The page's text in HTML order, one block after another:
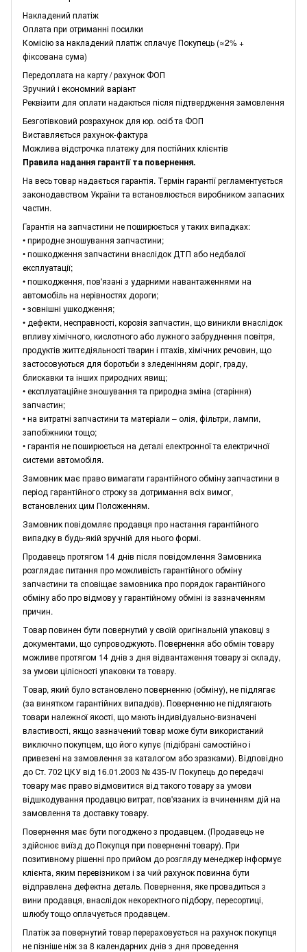
Накладений платіж
Оплата при отриманні посилки
Комісію за накладений платіж сплачує Покупець (≈2% +
фіксована сума)
Передоплата на карту / рахунок ФОП
Зручний і економний варіант
Реквізити для оплати надаються після підтвердження замовлення
Безготівковий розрахунок для юр. осіб та ФОП
Виставляється рахунок-фактура
Можлива відстрочка платежу для постійних клієнтів
Правила надання гарантії та повернення.
На весь товар надається гарантія. Термін гарантії регламентується
законодавством України та встановлюється виробником запасних
частин.
Гарантія на запчастини не поширюється у таких випадках:
• природне зношування запчастини;
• пошкодження запчастини внаслідок ДТП або недбалої
експлуатації;
• пошкодження, пов'язані з ударними навантаженнями на
автомобіль на нерівностях дороги;
• зовнішні ушкодження;
• дефекти, несправності, корозія запчастин, що виникли внаслідок
впливу хімічного, кислотного або лужного забруднення повітря,
продуктів життєдіяльності тварин і птахів, хімічних речовин, що
застосовуються для боротьби з зледенінням доріг, граду,
блискавки та інших природних явищ;
• експлуатаційне зношування та природна зміна (старіння)
запчастин;
• на витратні запчастини та матеріали – олія, фільтри, лампи,
запобіжники тощо;
• гарантія не поширюється на деталі електронної та електричної
системи автомобіля.
Замовник має право вимагати гарантійного обміну запчастини в
період гарантійного строку за дотримання всіх вимог,
встановлених цим Положенням.
Замовник повідомляє продавця про настання гарантійного
випадку в будь-якій зручній для нього формі.
Продавець протягом 14 днів після повідомлення Замовника
розглядає питання про можливість гарантійного обміну
запчастини та сповіщає замовника про порядок гарантійного
обміну або про відмову у гарантійному обміні із зазначенням
причин.
Товар повинен бути повернутий у своїй оригінальній упаковці з
документами, що супроводжують. Повернення або обмін товару
можливе протягом 14 днів з дня відвантаження товару зі складу,
за умови цілісності упаковки та товару.
Товар, який було встановлено поверненню (обміну), не підлягає
(за винятком гарантійних випадків). Поверненню не підлягають
товари належної якості, що мають індивідуально-визначені
властивості, якщо зазначений товар може бути використаний
виключно покупцем, що його купує (підібрані самостійно і
привезені на замовлення за каталогом або зразками). Відповідно
до Ст. 702 ЦКУ від 16.01.2003 № 435-IV Покупець до передачі
товару має право відмовитися від такого товару за умови
відшкодування продавцю витрат, пов'язаних із вчиненням дій на
замовлення та доставку товару.
Повернення має бути погоджено з продавцем. (Продавець не
здійснює виїзд до Покупця при поверненні товару). При
позитивному рішенні про прийом до розгляду менеджер інформує
клієнта, яким перевізником і за чий рахунок повинна бути
відправлена дефектна деталь. Повернення, яке провадиться з
вини продавця, внаслідок некоректного підбору, пересортиці,
шлюбу тощо оплачується продавцем.
Платіж за повернутий товар перераховується на рахунок покупця
не пізніше ніж за 8 календарних днів з дня проведення